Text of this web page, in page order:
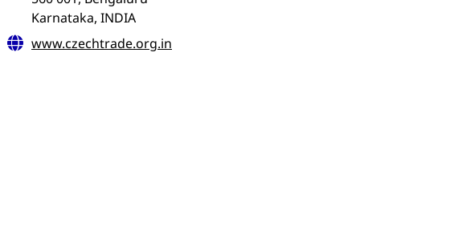
Karnataka, INDIA
www.czechtrade.org.in